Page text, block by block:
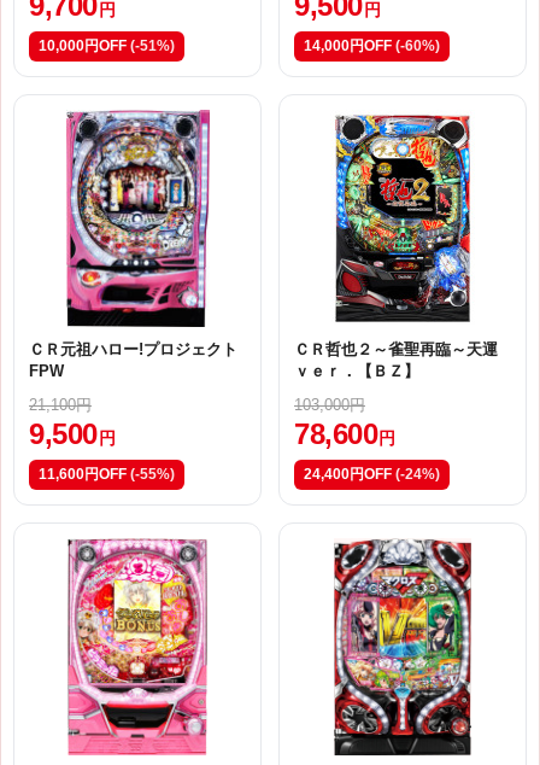
円
10,000円OFF (-51%)
円
14,000円OFF (-60%)
ＣＲ元祖ハロー!プロジェクト
FPW
21,100円
9,500 円
11,600円OFF (-55%)
ＣＲ哲也２～雀聖再臨～天運
ｖｅｒ．【ＢＺ】
103,000円
78,600 円
24,400円OFF (-24%)